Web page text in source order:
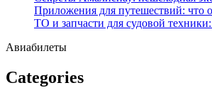
Приложения для путешествий: что
ТО и запчасти для судовой
Авиабилеты
Categories